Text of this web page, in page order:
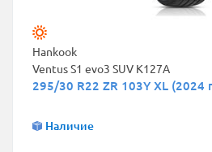
Hankook
Ventus S1 evo3 SUV K127A
295/30 R22 ZR 103Y XL (2024
Наличие